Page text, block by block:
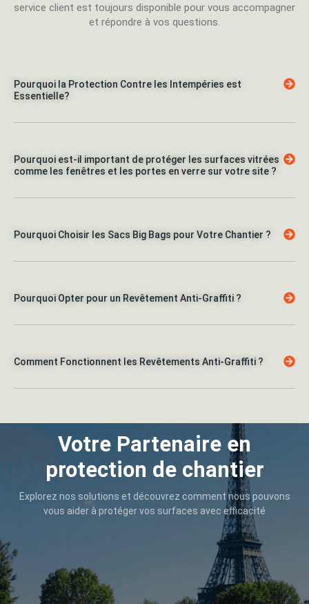
service client est toujours disponible pour vous accompagner
et répondre à vos questions.
Pourquoi la Protection Contre les Intempéries est
Essentielle?
Pourquoi est-il important de protéger les surfaces vitrées
comme les fenêtres et les portes en verre sur votre site ?
Pourquoi Choisir les Sacs Big Bags pour Votre Chantier ?
Pourquoi Opter pour un Revêtement Anti-Graffiti ?
Comment Fonctionnent les Revêtements Anti-Graffiti ?
Votre Partenaire en
protection de chantier
Explorez nos solutions et découvrez comment nous pouvons
vous aider à protéger vos surfaces avec efficacité